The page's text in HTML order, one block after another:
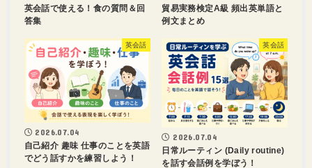
英会話で使える！食の質問＆回
答集
貿易実務検定A級 頻出英単語と
例文まとめ
英会話
2026.07.04
自己紹介 趣味 仕事のことを英語
でどう話すかを練習しよう！
英会話
2026.07.04
日常ルーティン (Daily routine)
を話す会話例を学ぼう！